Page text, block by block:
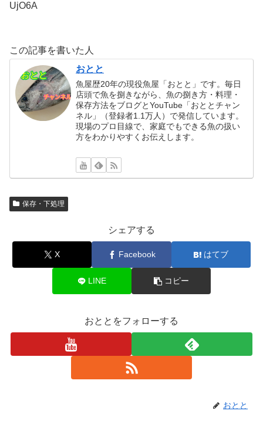
UjO6A
この記事を書いた人
おとと
魚屋歴20年の現役魚屋「おとと」です。毎日
店頭で魚を捌きながら、魚の捌き方・料理・
保存方法をブログとYouTube「おととチャン
ネル」（登録者1.1万人）で発信しています。
現場のプロ目線で、家庭でもできる魚の扱い
方をわかりやすくお伝えします。
保存・下処理
シェアする
X Facebook はてブ
LINE コピー
おととをフォローする
おとと